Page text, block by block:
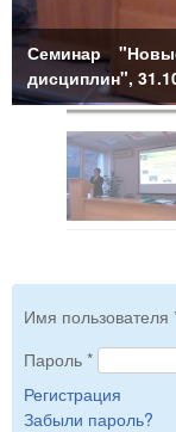
Семинар
дисциплин",
Имя пользователя
Пароль *
Регистрация
Забыли пароль?